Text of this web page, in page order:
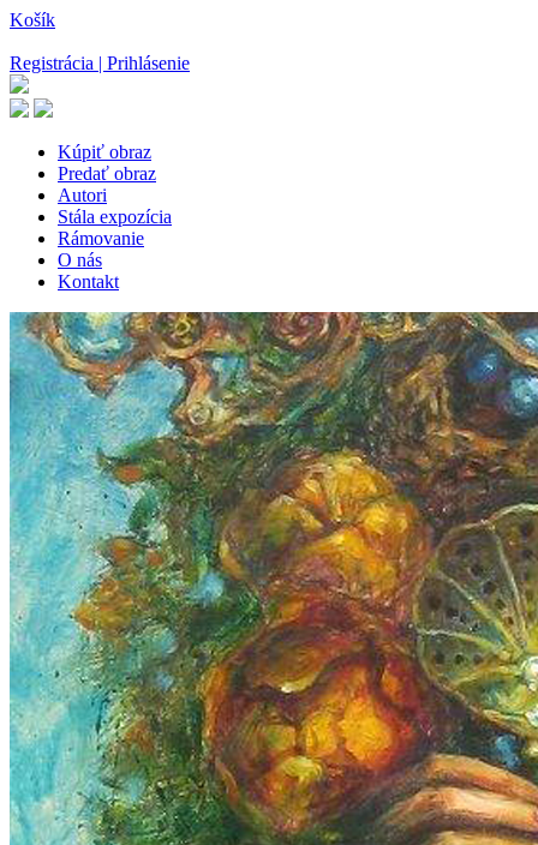
Košík
Registrácia | Prihlásenie
Kúpiť obraz
Predať obraz
Autori
Stála expozícia
Rámovanie
O nás
Kontakt